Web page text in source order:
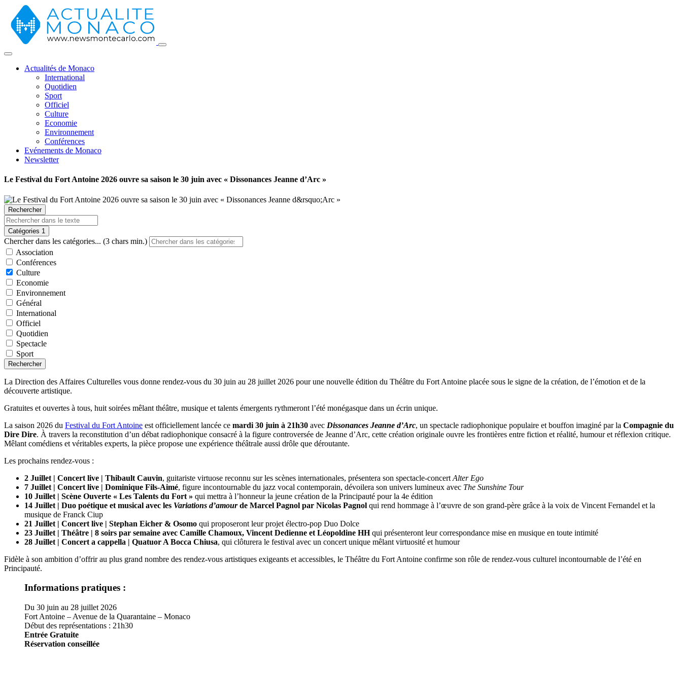
Actualités de Monaco
International
Quotidien
Sport
Officiel
Culture
Economie
Environnement
Conférences
Evénements de Monaco
Newsletter
Le Festival du Fort Antoine 2026 ouvre sa saison le 30 juin avec « Dissonances Jeanne d’Arc »
Rechercher
Catégories 1
Chercher dans les catégories... (3 chars min.)
Association
Conférences
Culture
Economie
Environnement
Général
International
Officiel
Quotidien
Spectacle
Sport
Rechercher
La Direction des Affaires Culturelles vous donne rendez-vous du 30 juin au 28 juillet 2026 pour une nouvelle édition du Théâtre du Fort Antoine placée sous le signe de la création, de l’émotion et de la
découverte artistique.
Gratuites et ouvertes à tous, huit soirées mêlant théâtre, musique et talents émergents rythmeront l’été monégasque dans un écrin unique.
La saison 2026 du Festival du Fort Antoine est officiellement lancée ce mardi 30 juin à 21h30 avec Dissonances Jeanne d’Arc, un spectacle radiophonique populaire et bouffon imaginé par la Compagnie du
Dire Dire. À travers la reconstitution d’un débat radiophonique consacré à la figure controversée de Jeanne d’Arc, cette création originale ouvre les frontières entre fiction et réalité, humour et réflexion critique.
Mêlant comédiens et véritables experts, la pièce propose une expérience théâtrale aussi drôle que déroutante.
Les prochains rendez-vous :
2 Juillet | Concert live | Thibault Cauvin, guitariste virtuose reconnu sur les scènes internationales, présentera son spectacle-concert Alter Ego
7 Juillet | Concert live | Dominique Fils-Aimé, figure incontournable du jazz vocal contemporain, dévoilera son univers lumineux avec The Sunshine Tour
10 Juillet | Scène Ouverte « Les Talents du Fort » qui mettra à l’honneur la jeune création de la Principauté pour la 4e édition
14 Juillet | Duo poétique et musical avec les Variations d’amourde Marcel Pagnol par Nicolas Pagnol qui rend hommage à l’œuvre de son grand-père grâce à la voix de Vincent Fernandel et la
musique de Franck Ciup
21 Juillet | Concert live | Stephan Eicher & Osomo qui proposeront leur projet électro-pop Duo Dolce
23 Juillet | Théâtre | 8 soirs par semaine avec Camille Chamoux, Vincent Dedienne et Léopoldine HHqui présenteront leur correspondance mise en musique en toute intimité
28 Juillet | Concert a cappella | Quatuor A Bocca Chiusa, qui clôturera le festival avec un concert unique mêlant virtuosité et humour
Fidèle à son ambition d’offrir au plus grand nombre des rendez-vous artistiques exigeants et accessibles, le Théâtre du Fort Antoine confirme son rôle de rendez-vous culturel incontournable de l’été en
Principauté.
Informations pratiques :
Du 30 juin au 28 juillet 2026
Fort Antoine – Avenue de la Quarantaine – Monaco
Début des représentations : 21h30
Entrée Gratuite
Réservation conseillée